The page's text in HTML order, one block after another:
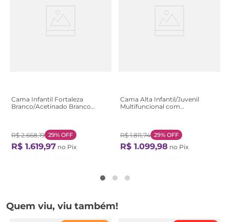
Cama Infantil Fortaleza
Branco/Acetinado Branco
R$ 2.668,19 29% OFF
R$ 1.619,97 no Pix
Cama Alta Infantil/Juvenil
Multifuncional com
Grafite/Nogal
R$ 1.811,74 29% OFF
R$ 1.099,98 no Pix
Quem viu, viu também!